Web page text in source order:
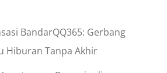
BandarQQ365: Gerbang
Hiburan Tanpa Akhir